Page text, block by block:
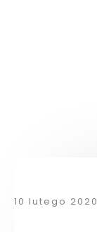
10 lutego 2020